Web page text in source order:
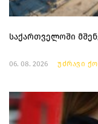
საქართველოში
06. 08. 2026 უძრავი